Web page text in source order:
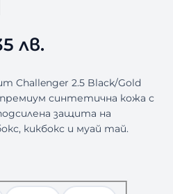
лв.
Challenger 2.5 Black/Gold
премиум синтетична кожа с
защита на
кикбокс и муай тай.